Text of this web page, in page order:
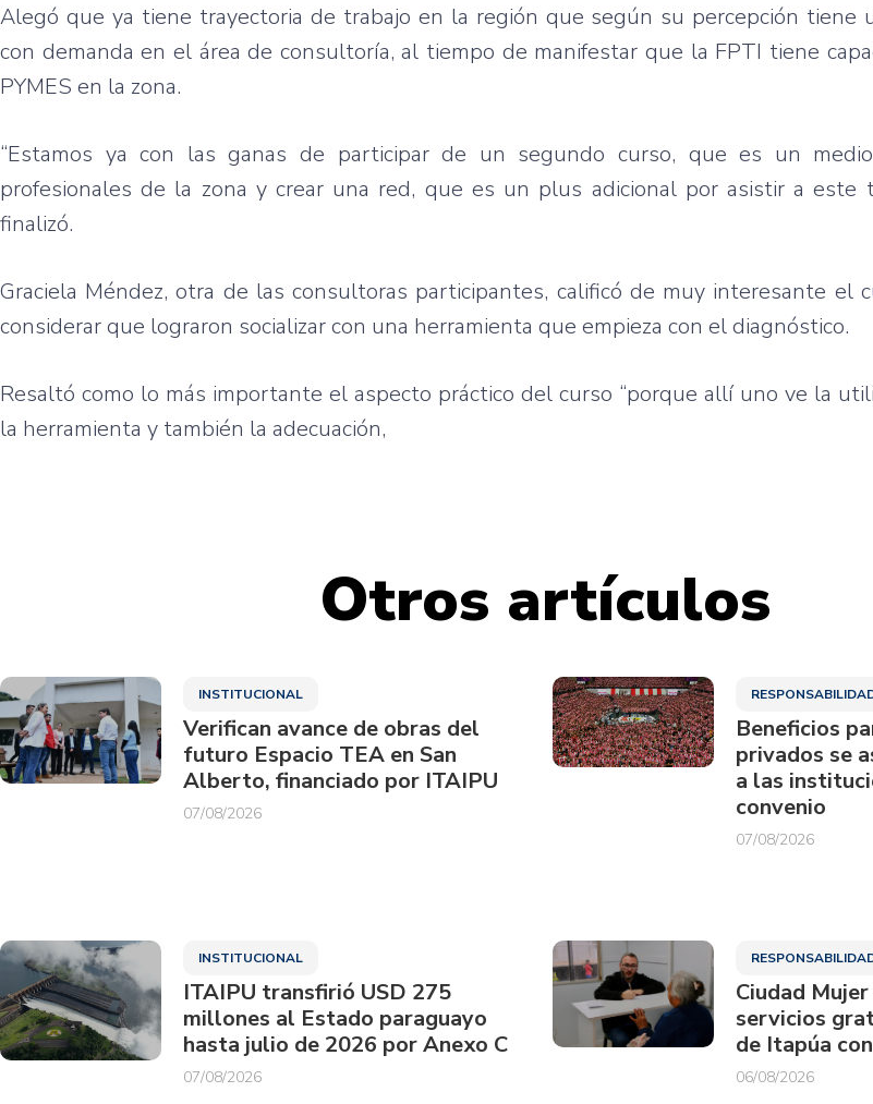
Alegó que ya tiene trayectoria de trabajo en la región que según su percepción tiene
con demanda en el área de consultoría, al tiempo de manifestar que la FPTI tiene
PYMES en la zona.
“Estamos ya con las ganas de participarde un segundo curso, que es un medio
profesionales de la zona ycrear una red, que es un plus adicional por asistir aeste
finalizó.
Graciela Méndez,otra de las consultoras participantes, calificó de muy interesante el
considerarque lograron socializarcon una herramienta que empieza con eldiagnóstico.
Resaltó como lo más importante el aspecto práctico del curso “porque allí uno ve la
la herramienta y también la adecuación,
Otros artículos
INSTITUCIONAL
Verifican avance de obras del
futuro Espacio TEA en San
Alberto, financiado por ITAIPU
07/08/2026
Beneficios
privados se
a las
convenio
07/08/2026
INSTITUCIONAL
ITAIPU transfirió USD 275
millones al Estado paraguayo
hasta julio de 2026 por Anexo C
07/08/2026
Ciudad
servicios
de Itapúa
06/08/2026